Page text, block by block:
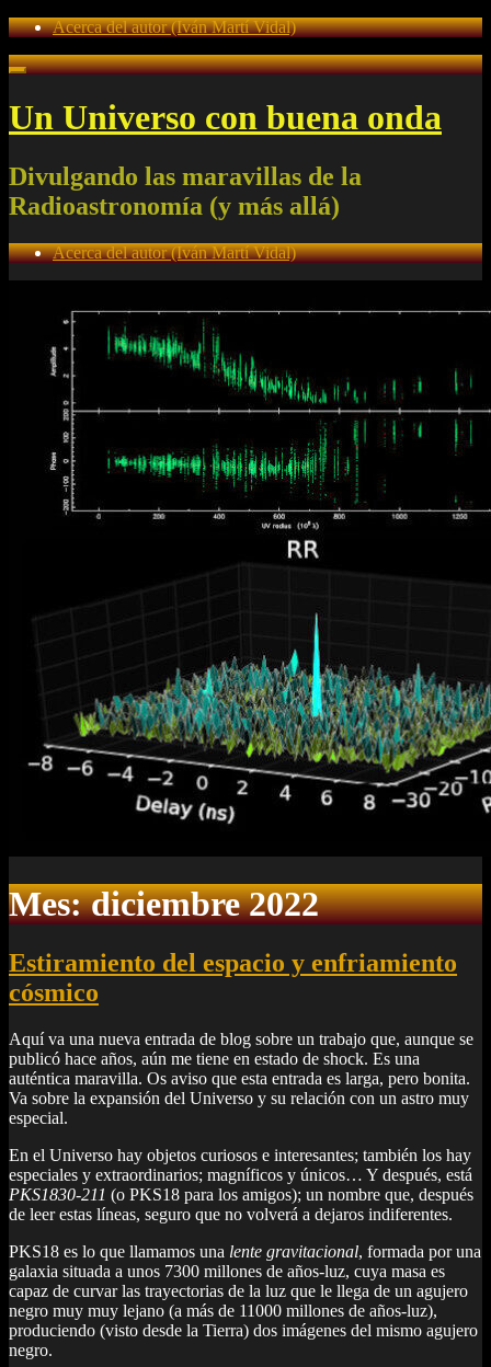
Acerca del autor (Iván Martí Vidal)
Un Universo con buena onda
Divulgando las maravillas de la
Radioastronomía (y más allá)
Acerca del autor (Iván Martí Vidal)
Mes:diciembre 2022
Estiramiento del espacio y enfriamiento
cósmico
Aquí va una nueva entrada de blog sobre un trabajo que, aunque se
publicó hace años, aún me tiene en estado de shock. Es una
auténtica maravilla. Os aviso que esta entrada es larga, pero bonita.
Va sobre la expansión del Universo y su relación con un astro muy
especial.
En el Universo hay objetos curiosos e interesantes; también los hay
especiales y extraordinarios; magníficos y únicos… Y después, está
PKS1830-211 (o PKS18 para los amigos); un nombre que, después
de leer estas líneas, seguro que no volverá a dejaros indiferentes.
PKS18 es lo que llamamos una lente gravitacional, formada por una
galaxia situada a unos 7300 millones de años-luz, cuya masa es
capaz de curvar las trayectorias de la luz que le llega de un agujero
negro muy muy lejano (a más de 11000 millones de años-luz),
produciendo (visto desde la Tierra) dos imágenes del mismo agujero
negro.